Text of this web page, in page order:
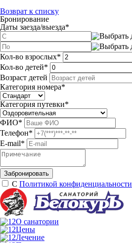
Возврат к списку
Бронирование
Даты заезда/выезда*
Кол-во взрослых*
Кол-во детей*
Возраст детей
Категория номера*
Категория путевки*
ФИО*
Телефон*
E-mail*
С Политикой конфиденциальности
О санатории
Цены
Лечение